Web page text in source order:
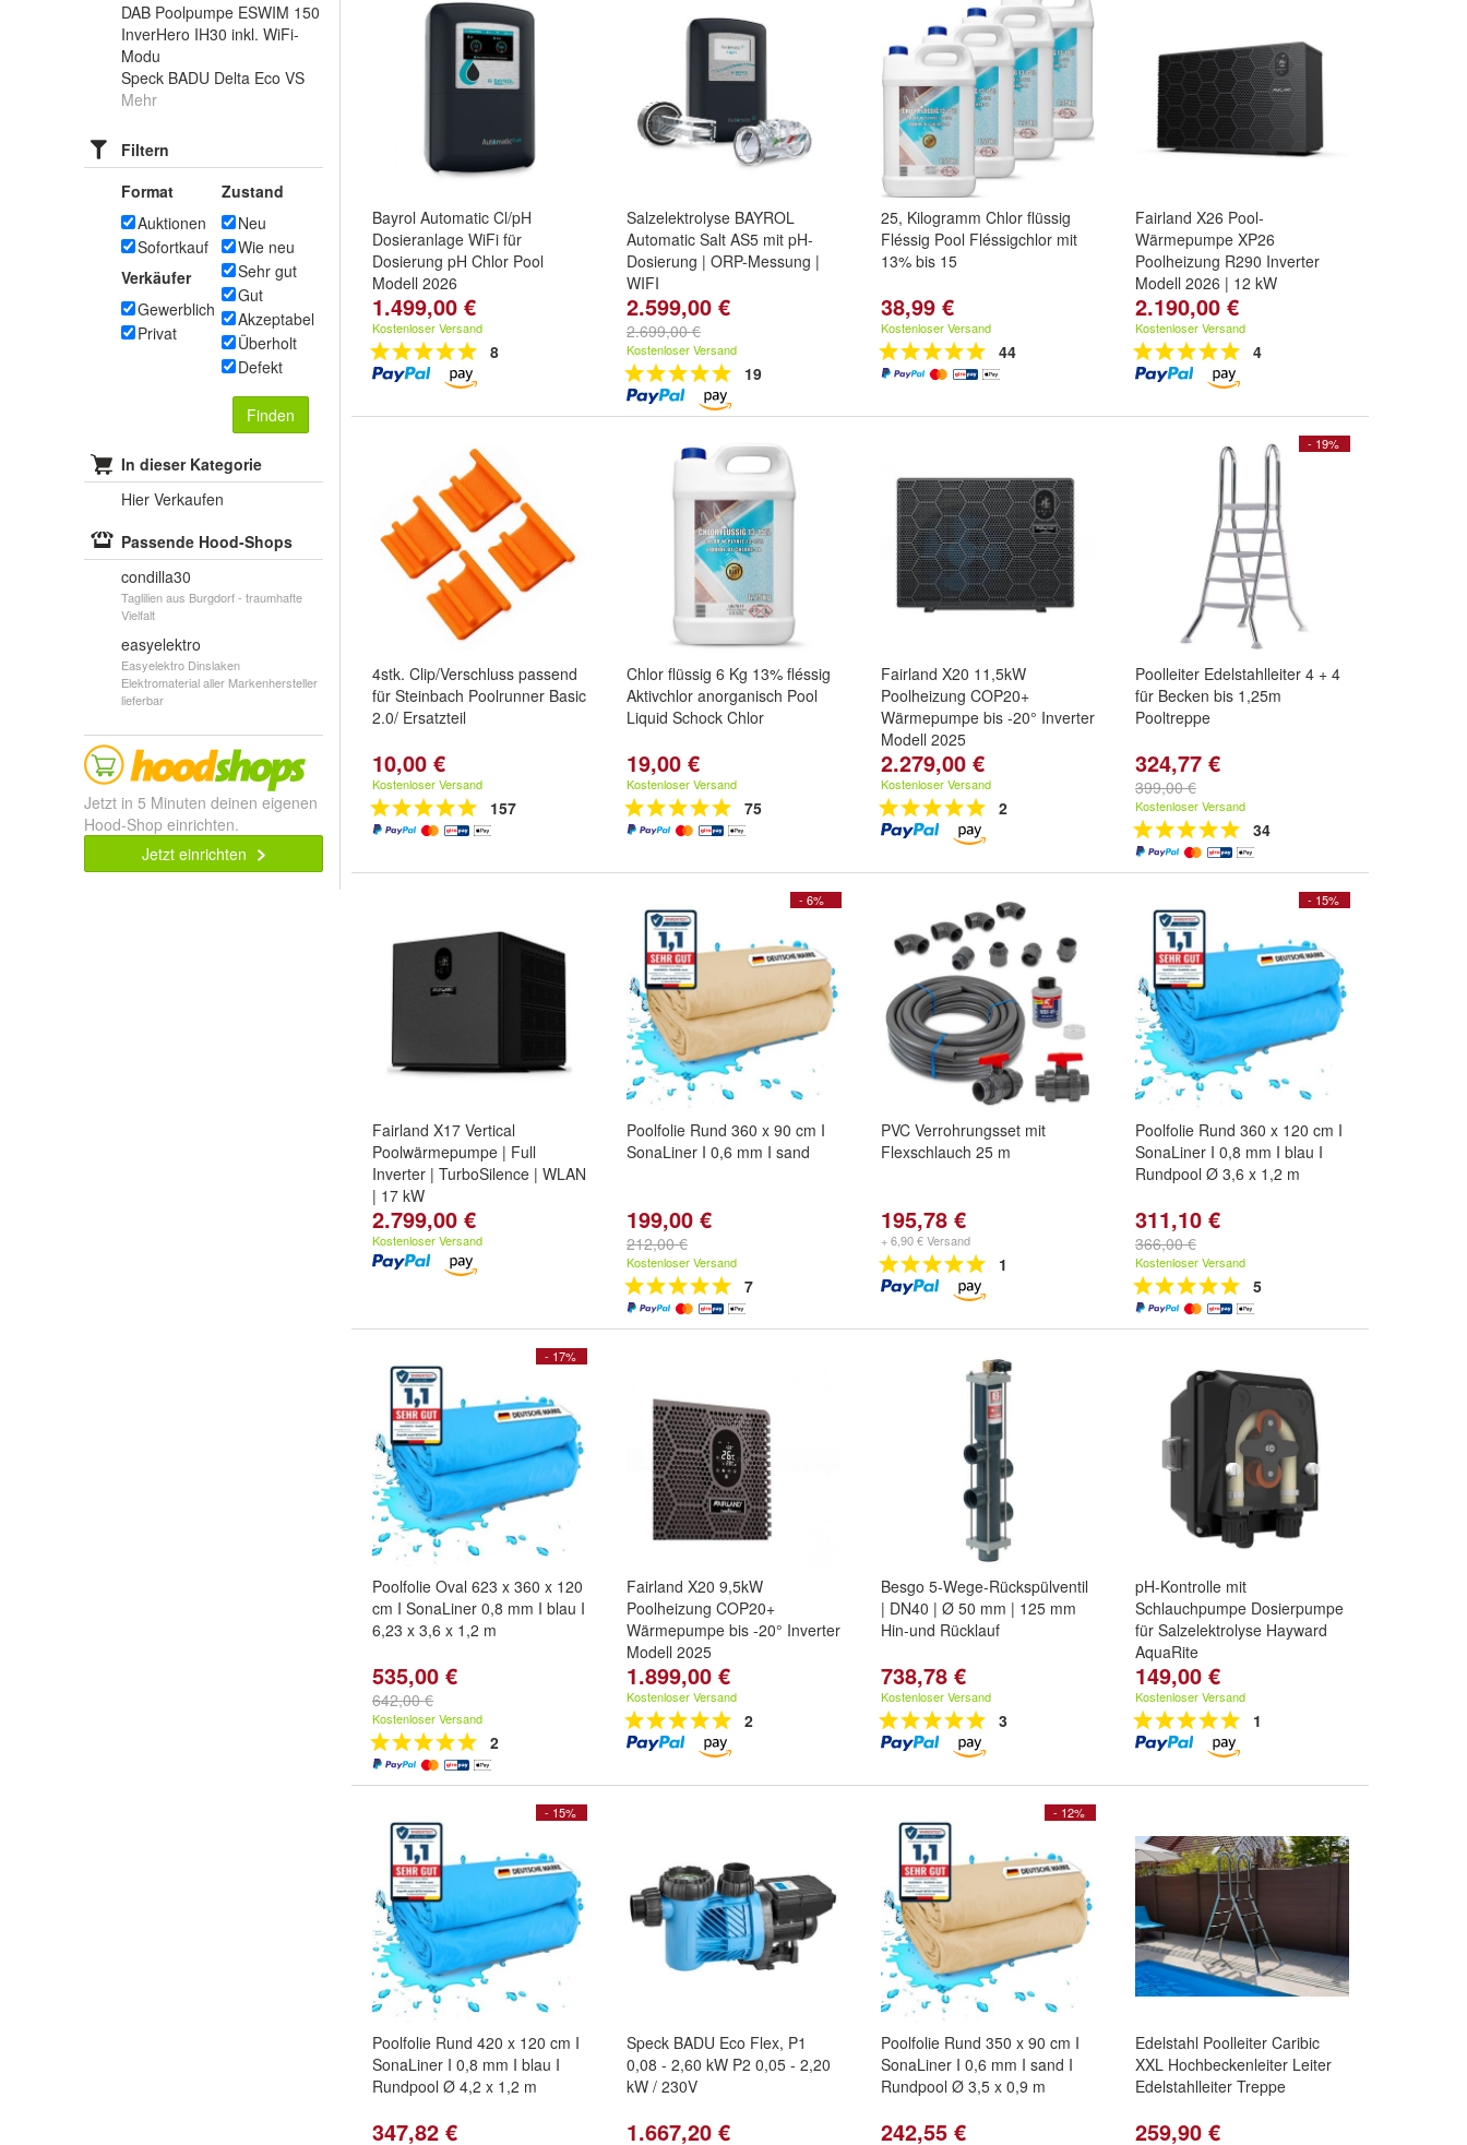
DAB Poolpumpe ESWIM 150
InverHero IH30 inkl. WiFi-
Modu
Speck BADU Delta Eco VS
Mehr
Filtern
Format
Auktionen
Sofortkauf
Verkäufer
Gewerblich
Privat
Zustand
Neu
Wie neu
Sehr gut
Gut
Akzeptabel
Überholt
Defekt
Finden
In dieser Kategorie
Hier Verkaufen
Passende Hood-Shops
condilla30
Taglilien aus Burgdorf - traumhafte
Vielfalt
easyelektro
Easyelektro Dinslaken
Elektromaterial aller Markenhersteller
lieferbar
Jetzt in 5 Minuten deinen eigenen
Hood-Shop einrichten.
Jetzt einrichten
Bayrol Automatic Cl/pH
Dosieranlage WiFi für
Dosierung pH Chlor Pool
Modell 2026
1.499,00 €
Kostenloser Versand
8
Salzelektrolyse BAYROL
Automatic Salt AS5 mit pH-
Dosierung | ORP-Messung |
WIFI
2.599,00 €
2.699,00 €
Kostenloser Versand
19
25, Kilogramm Chlor flüssig
Fléssig Pool Fléssigchlor mit
13% bis 15
38,99 €
Kostenloser Versand
44
Fairland X26 Pool-
Wärmepumpe XP26
Poolheizung R290 Inverter
Modell 2026 | 12 kW
2.190,00 €
Kostenloser Versand
4
4stk. Clip/Verschluss passend
für Steinbach Poolrunner Basic
2.0/ Ersatzteil
10,00 €
Kostenloser Versand
157
Chlor flüssig 6 Kg 13% fléssig
Aktivchlor anorganisch Pool
Liquid Schock Chlor
19,00 €
Kostenloser Versand
75
Fairland X20 11,5kW
Poolheizung COP20+
Wärmepumpe bis -20° Inverter
Modell 2025
2.279,00 €
Kostenloser Versand
2
- 19%
Poolleiter Edelstahlleiter 4 + 4
für Becken bis 1,25m
Pooltreppe
324,77 €
399,00 €
Kostenloser Versand
34
Fairland X17 Vertical
Poolwärmepumpe | Full
Inverter | TurboSilence | WLAN
| 17 kW
2.799,00 €
Kostenloser Versand
- 6%
Poolfolie Rund 360 x 90 cm I
SonaLiner I 0,6 mm I sand
199,00 €
212,00 €
Kostenloser Versand
7
PVC Verrohrungsset mit
Flexschlauch 25 m
195,78 €
+ 6,90 € Versand
1
- 15%
Poolfolie Rund 360 x 120 cm I
SonaLiner I 0,8 mm I blau I
Rundpool Ø 3,6 x 1,2 m
311,10 €
366,00 €
Kostenloser Versand
5
- 17%
Poolfolie Oval 623 x 360 x 120
cm I SonaLiner 0,8 mm I blau I
6,23 x 3,6 x 1,2 m
535,00 €
642,00 €
Kostenloser Versand
2
Fairland X20 9,5kW
Poolheizung COP20+
Wärmepumpe bis -20° Inverter
Modell 2025
1.899,00 €
Kostenloser Versand
2
Besgo 5-Wege-Rückspülventil
| DN40 | Ø 50 mm | 125 mm
Hin-und Rücklauf
738,78 €
Kostenloser Versand
3
pH-Kontrolle mit
Schlauchpumpe Dosierpumpe
für Salzelektrolyse Hayward
AquaRite
149,00 €
Kostenloser Versand
1
- 15%
Poolfolie Rund 420 x 120 cm I
SonaLiner I 0,8 mm I blau I
Rundpool Ø 4,2 x 1,2 m
347,82 €
Speck BADU Eco Flex, P1
0,08 - 2,60 kW P2 0,05 - 2,20
kW / 230V
1.667,20 €
- 12%
Poolfolie Rund 350 x 90 cm I
SonaLiner I 0,6 mm I sand I
Rundpool Ø 3,5 x 0,9 m
242,55 €
Edelstahl Poolleiter Caribic
XXL Hochbeckenleiter Leiter
Edelstahlleiter Treppe
259,90 €